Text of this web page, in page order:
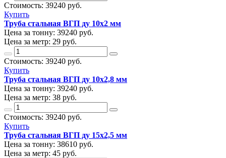
Стоимость: 39240 руб.
Купить
Труба стальная ВГП ду 10х2 мм
Цена за тонну: 39240 руб.
Цена за метр: 29 руб.
Стоимость: 39240 руб.
Купить
Труба стальная ВГП ду 10х2,8 мм
Цена за тонну: 39240 руб.
Цена за метр: 38 руб.
Стоимость: 39240 руб.
Купить
Труба стальная ВГП ду 15х2,5 мм
Цена за тонну: 38610 руб.
Цена за метр: 45 руб.